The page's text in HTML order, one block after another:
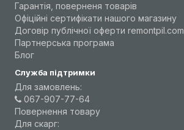
Гарантія, поверненя товарів
Офіційні сертифікати нашого магазину
Договір публічної оферти remontpil.com
Партнерська програма
Блог
Служба підтримки
Для замовлень:
067-907-77-64
Повернення товару
Для скарг: